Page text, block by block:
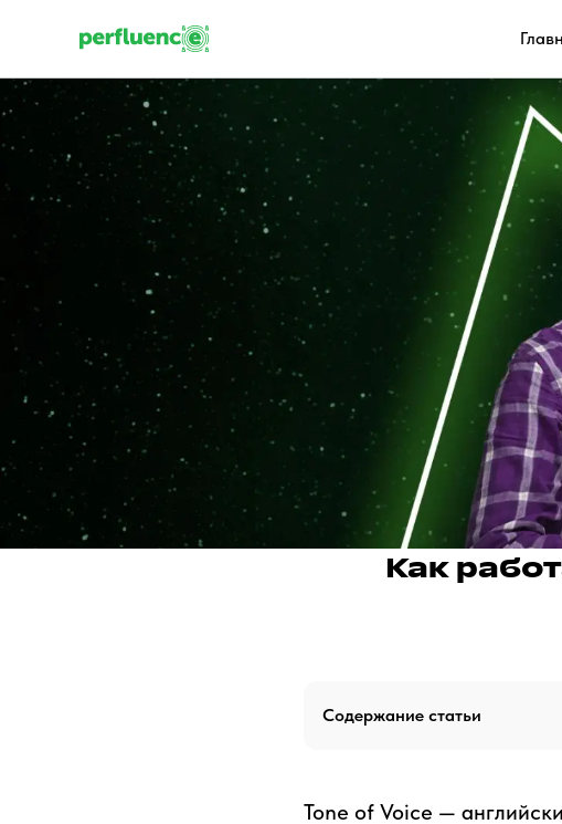
Как
Содержание статьи
Tone of Voice —